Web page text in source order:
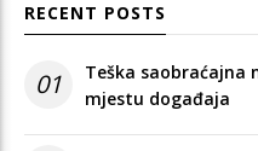
RECENT POSTS
01
Teška saobraćajna
mjestu događaja